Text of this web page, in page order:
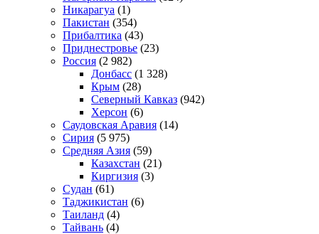
Никарагуа (1)
Пакистан (354)
Прибалтика (43)
Приднестровье (23)
Россия (2 982)
Донбасс (1 328)
Крым (28)
Северный Кавказ (942)
Херсон (6)
Саудовская Аравия (14)
Сирия (5 975)
Средняя Азия (59)
Казахстан (21)
Киргизия (3)
Судан (61)
Таджикистан (6)
Таиланд (4)
Тайвань (4)